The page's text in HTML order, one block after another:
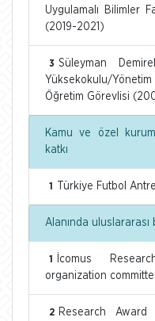
Uygulamalı Bilimler
(2019-2021)
3 Süleyman
Yüksekokulu/
Öğretim Görevlisi
Kamu ve özel
katkı
1 Türkiye Futbol
Alanında uluslararası
1
İcomus
organization
2 Research Award